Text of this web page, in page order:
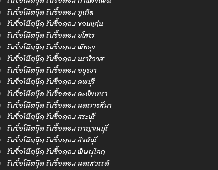
รับซื้อโน๊ตบุ๊ค รับซื้อคอม ภูเก็ต
รับซื้อโน๊ตบุ๊ค รับซื้อคอม ขอนแก่น
รับซื้อโน๊ตบุ๊ค รับซื้อคอม ยโสธร
รับซื้อโน๊ตบุ๊ค รับซื้อคอม พัทลุง
รับซื้อโน๊ตบุ๊ค รับซื้อคอม นราธิวาส
รับซื้อโน๊ตบุ๊ค รับซื้อคอม อยุธยา
รับซื้อโน๊ตบุ๊ค รับซื้อคอม ลพบุรี
รับซื้อโน๊ตบุ๊ค รับซื้อคอม ฉะเชิงเทรา
รับซื้อโน๊ตบุ๊ค รับซื้อคอม นครราชสีมา
รับซื้อโน๊ตบุ๊ค รับซื้อคอม สระบุรี
รับซื้อโน๊ตบุ๊ค รับซื้อคอม กาญจนบุรี
รับซื้อโน๊ตบุ๊ค รับซื้อคอม สิงห์บุรี
รับซื้อโน๊ตบุ๊ค รับซื้อคอม พิษณุโลก
รับซื้อโน๊ตบุ๊ค รับซื้อคอม นครสวรรค์